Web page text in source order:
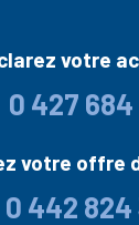
votre
0 427 684
votre offre
0 442 824